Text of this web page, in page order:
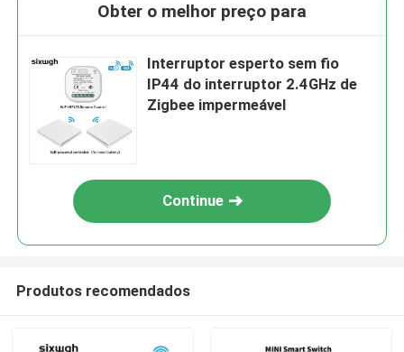
Obter o melhor preço para
Interruptor esperto sem fio
IP44 do interruptor 2.4GHz de
Zigbee impermeável
Continue
Produtos recomendados